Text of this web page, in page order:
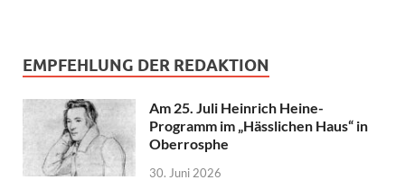
EMPFEHLUNG DER REDAKTION
Am 25. Juli Heinrich Heine-
Programm im „Hässlichen Haus“ in
Oberrosphe
30. Juni 2026